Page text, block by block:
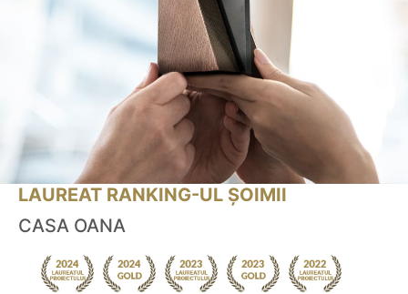
LAUREAT RANKING-UL ȘOIMII
CASA OANA